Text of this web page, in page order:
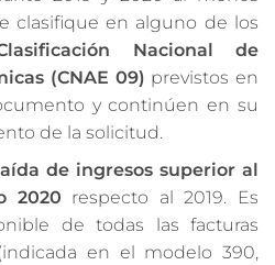
clasifique en alguno de los
Nacional de
(CNAE 09) previstos en
y continúen en su
de la solicitud.
de ingresos superior al
2020 respecto al 2019. Es
de todas las facturas
en el modelo 390,